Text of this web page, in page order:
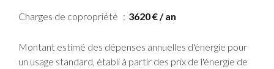
Charges de copropriété 3620 € / an
Montant estimé des dépenses annuelles d'énergie pour
un usage standard, établi à partir des prix de l'énergie de